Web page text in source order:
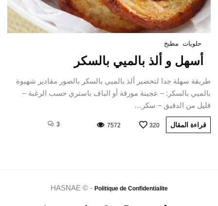
حلويات مطبخ
أسهل و ألذ بالميي بالسكر
طريقة سهلة جدا لتحضير ألذ بالميي بالسكر بالصور مقادير شهيوة
بالميي بالسكر: – عجينة مورقة أو الباف باستري حسب الرغبة –
قليل من الدقيق – سكر…
قراءة المقال 320
7572
3
HASNAE © - Politique de Confidentialite